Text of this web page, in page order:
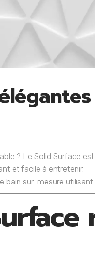
? Le Solid Surface
et facile à entretenir.
bain sur-mesure